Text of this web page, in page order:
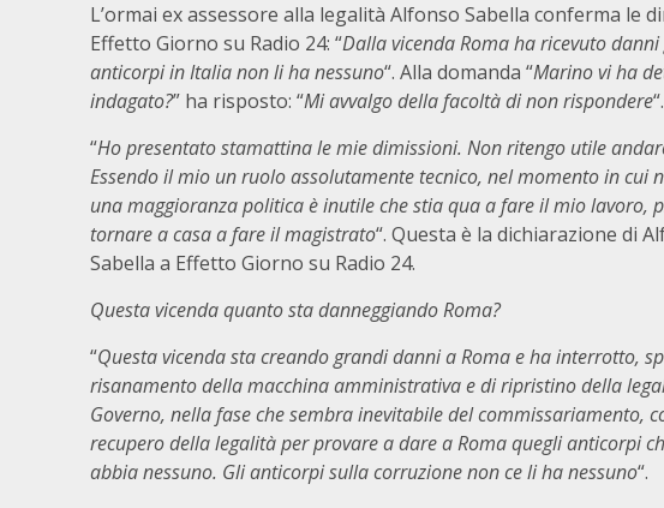
L’ormai ex assessore alla legalità Alfonso Sabella conferma le
Effetto Giorno su Radio 24: “Dalla vicenda Roma ha ricevuto
anticorpi in Italia non li ha nessuno“. Alla domanda “Marino vi ha
indagato?” ha risposto: “Mi avvalgo della facoltà di non rispondere“.
“Ho presentato stamattina le mie dimissioni. Non ritengo utile
Essendo il mio un ruolo assolutamente tecnico, nel momento in cui
una maggioranza politica è inutile che stia qua a fare il mio lavoro,
tornare a casa a fare il magistrato“. Questa è la dichiarazione di
Sabella a Effetto Giorno su Radio 24.
Questa vicenda quanto sta danneggiando Roma?
“Questa vicenda sta creando grandi danni a Roma e ha interrotto,
risanamento della macchina amministrativa e di ripristino della
Governo, nella fase che sembra inevitabile del commissariamento,
recupero della legalità per provare a dare a Roma quegli anticorpi
abbia nessuno. Gli anticorpi sulla corruzione non ce li ha nessuno“.